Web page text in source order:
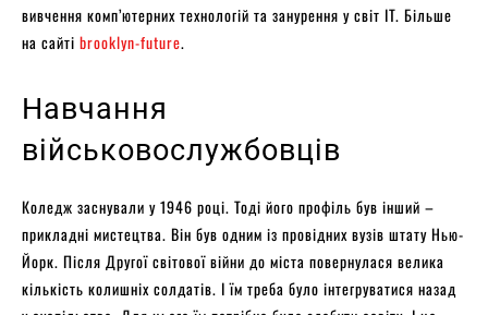
вивчення комп’ютерних технологій та занурення у світ IT. Більше
на сайті brooklyn-future.
Навчання
військовослужбовців
Коледж заснували у 1946 році. Тоді його профіль був інший –
прикладні мистецтва. Він був одним із провідних вузів штату Нью-
Йорк. Після Другої світової війни до міста повернулася велика
кількість колишніх солдатів. І їм треба було інтегруватися назад